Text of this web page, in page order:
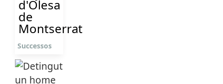
d'Olesa
de
Montserrat
Successos